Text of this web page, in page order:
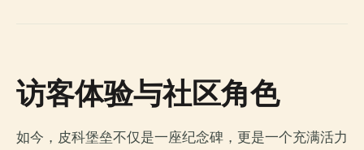
访客体验与社区角色
如今，皮科堡垒不仅是一座纪念碑，更是一个充满活力